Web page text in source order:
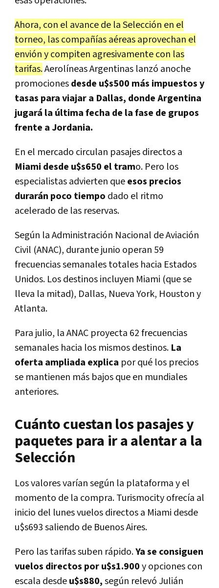
Ahora, con el avance de la Selección en el
torneo, las compañías aéreas aprovechan el
envión y compiten agresivamente con las
tarifas.Aerolíneas Argentinas lanzó anoche
promocionesdesde u$s500 más impuestos y
tasas para viajar a Dallas, donde Argentina
jugará la última fecha de la fase de grupos
frente a Jordania.
En el mercado circulan pasajes directos a
Miami desde u$s650 el tramo. Pero los
especialistas advierten queesos precios
durarán poco tiempo dado el ritmo
acelerado de las reservas.
Según la Administración Nacional de Aviación
Civil (ANAC), durante junio operan 59
frecuencias semanales totales hacia Estados
Unidos. Los destinos incluyen Miami (que se
lleva la mitad), Dallas, Nueva York, Houston y
Atlanta.
Para julio, la ANAC proyecta 62 frecuencias
semanales hacia los mismos destinos. La
oferta ampliada explica por qué los precios
se mantienen más bajos que en mundiales
anteriores.
Cuánto cuestan los pasajes y
paquetes para ir a alentar a la
Selección
Los valores varían según la plataforma y el
momento de la compra. Turismocity ofrecía al
inicio del lunes vuelos directos a Miami desde
u$s693 saliendo de Buenos Aires.
Pero las tarifas suben rápido.Ya se consiguen
vuelos directos por u$s1.900y opciones con
escala desdeu$s880,según relevó Julián